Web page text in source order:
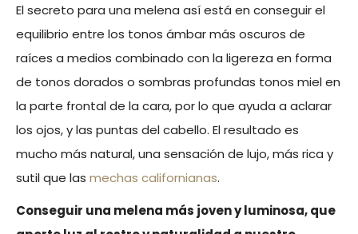
El secreto para una melena así está en conseguir el
equilibrio entre los tonos ámbar más oscuros de
raíces a medios combinado con la ligereza en forma
de tonos dorados o sombras profundas tonos miel en
la parte frontal de la cara, por lo que ayuda a aclarar
los ojos, y las puntas del cabello. El resultado es
mucho más natural, una sensación de lujo, más rica y
sutil que las mechas californianas.
Conseguir una melena más joven y luminosa, que